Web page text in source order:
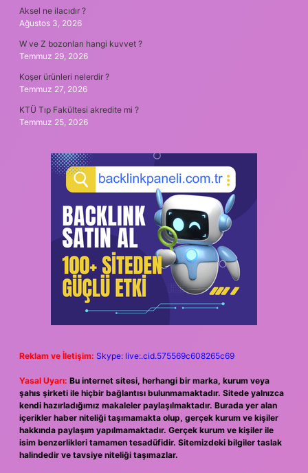
Aksel ne ilacıdır ?
Ağustos 3, 2026
W ve Z bozonları hangi kuvvet ?
Temmuz 29, 2026
Koşer ürünleri nelerdir ?
Temmuz 27, 2026
KTÜ Tıp Fakültesi akredite mi ?
Temmuz 25, 2026
Reklam ve İletişim: Skype: live:.cid.575569c608265c69
Yasal Uyarı: Bu internet sitesi, herhangi bir marka, kurum veya
şahıs şirketi ile hiçbir bağlantısı bulunmamaktadır. Sitede yalnızca
kendi hazırladığımız makaleler paylaşılmaktadır. Burada yer alan
içerikler haber niteliği taşımamakta olup, gerçek kurum ve kişiler
hakkında paylaşım yapılmamaktadır. Gerçek kurum ve kişiler ile
isim benzerlikleri tamamen tesadüfidir. Sitemizdeki bilgiler taslak
halindedir ve tavsiye niteliği taşımazlar.